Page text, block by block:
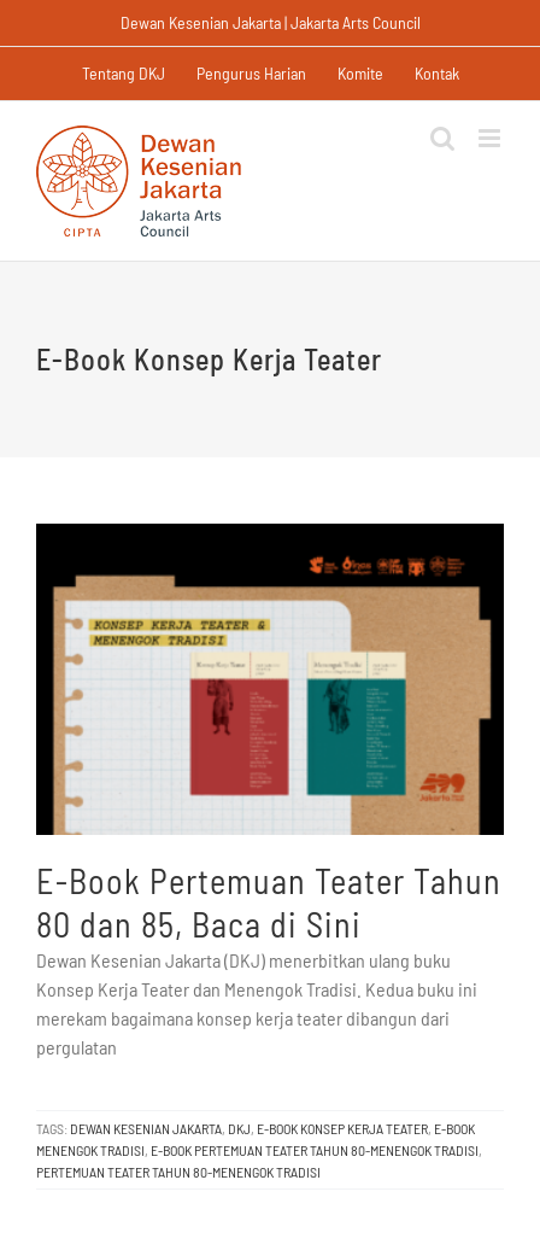
to
Dewan Kesenian Jakarta | Jakarta Arts Council
Tentang DKJ Pengurus Harian Komite Kontak
E-Book Konsep Kerja Teater
E-Book Pertemuan Teater Tahun
80 dan 85, Baca di Sini
Dewan Kesenian Jakarta (DKJ) menerbitkan ulang buku
Konsep Kerja Teater dan Menengok Tradisi. Kedua buku ini
merekam bagaimana konsep kerja teater dibangun dari
pergulatan
TAGS: DEWAN KESENIAN JAKARTA, DKJ, E-BOOK KONSEP KERJA TEATER, E-BOOK
MENENGOK TRADISI, E-BOOK PERTEMUAN TEATER TAHUN 80-MENENGOK TRADISI,
PERTEMUAN TEATER TAHUN 80-MENENGOK TRADISI